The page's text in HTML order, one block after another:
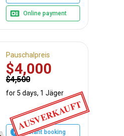
Online payment
AUSVERKAUFT
Pauschalpreis
$4,000
$4,500
for 5 days, 1 Jäger
Instant booking